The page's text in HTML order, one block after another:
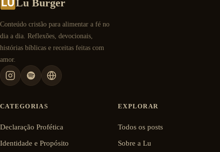
Lu Burger
Conteúdo cristão para alimentar a fé no
dia a dia. Reflexões, devocionais,
histórias bíblicas e receitas feitas com
amor.
CATEGORIAS
Declaração Profética
Identidade e Propósito
EXPLORAR
Todos os posts
Sobre a Lu